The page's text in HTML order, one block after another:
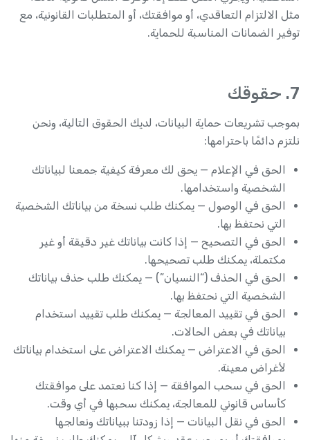
مثل الالتزام التعاقدي، أو موافقتك، أو المتطلبات القانونية، مع
توفير الضمانات المناسبة للحماية.
7. حقوقك
بموجب تشريعات حماية البيانات، لديك الحقوق التالية، ونحن
نلتزم دائمًا باحترامها:
الحق في الإعلام — يحق لك معرفة كيفية جمعنا لبياناتك
الشخصية واستخدامها.
الحق في الوصول — يمكنك طلب نسخة من بياناتك الشخصية
التي نحتفظ بها.
الحق في التصحيح — إذا كانت بياناتك غير دقيقة أو غير
مكتملة، يمكنك طلب تصحيحها.
الحق في الحذف (“النسيان”) — يمكنك طلب حذف بياناتك
الشخصية التي نحتفظ بها.
الحق في تقييد المعالجة — يمكنك طلب تقييد استخدام
بياناتك في بعض الحالات.
الحق في الاعتراض — يمكنك الاعتراض على استخدام بياناتك
لأغراض معينة.
الحق في سحب الموافقة — إذا كنا نعتمد على موافقتك
كأساس قانوني للمعالجة، يمكنك سحبها في أي وقت.
الحق في نقل البيانات — إذا زودتنا ببياناتك ونعالجها